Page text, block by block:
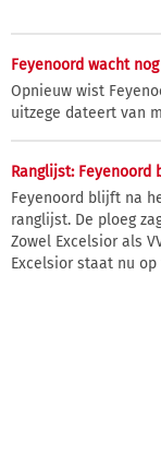
Feyenoord wacht
Opnieuw wist
uitzege dateert van
Ranglijst:
Feyenoord blijft na
ranglijst. De ploeg
Zowel Excelsior als
Excelsior staat nu